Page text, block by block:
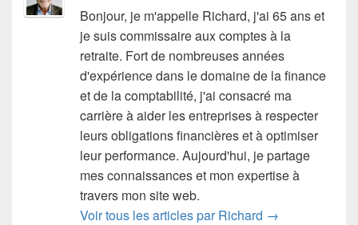
Bonjour, je m'appelle Richard, j'ai 65 ans et
je suis commissaire aux comptes à la
retraite. Fort de nombreuses années
d'expérience dans le domaine de la finance
et de la comptabilité, j'ai consacré ma
carrière à aider les entreprises à respecter
leurs obligations financières et à optimiser
leur performance. Aujourd'hui, je partage
mes connaissances et mon expertise à
travers mon site web.
Voir tous les articles par Richard →